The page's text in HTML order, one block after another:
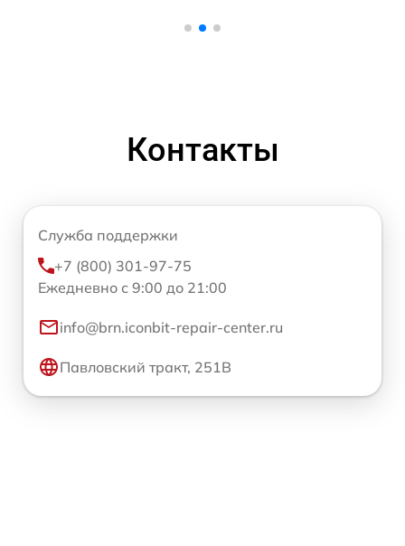
Контакты
Служба поддержки
+7 (800) 301-97-75
Ежедневно с 9:00 до 21:00
info@brn.iconbit-repair-center.ru
Павловский тракт, 251В